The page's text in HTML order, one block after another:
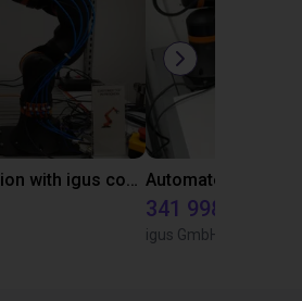
Laboratory automation with igus cobot ReBeL 6DOF
341 998,72 Kč
igus GmbH